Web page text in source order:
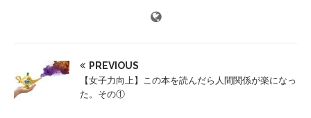
PREVIOUS
【女子力向上】この本を読んだら人間関係が楽になっ
た。その①